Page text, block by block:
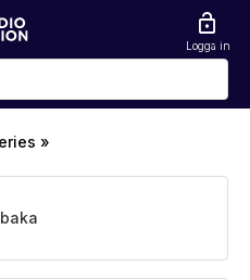
lock_open
Logga in
»